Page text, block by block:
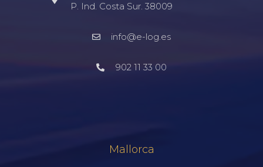
P. Ind. Costa Sur. 38009
info@e-log.es
902 11 33 00
Mallorca